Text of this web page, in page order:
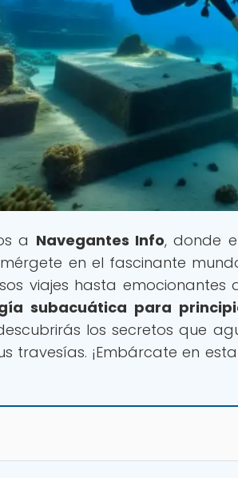
a Navegantes Info, donde
en el fascinante
viajes hasta emocionantes
subacuática para
los secretos que
travesías. ¡Embárcate en